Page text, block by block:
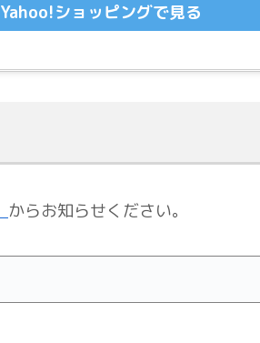
Yahoo!ショッピングで見る
からお知らせください。